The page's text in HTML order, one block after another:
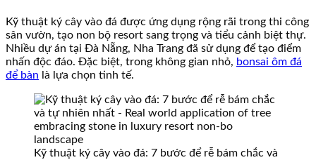
Kỹ thuật ký cây vào đá được ứng dụng rộng rãi trong thi công
sân vườn, tạo non bộ resort sang trọng và tiểu cảnh biệt thự.
Nhiều dự án tại Đà Nẵng, Nha Trang đã sử dụng để tạo điểm
nhấn độc đáo. Đặc biệt, trong không gian nhỏ, bonsai ôm đá
để bàn là lựa chọn tinh tế.
Kỹ thuật ký cây vào đá: 7 bước để rễ bám chắc và